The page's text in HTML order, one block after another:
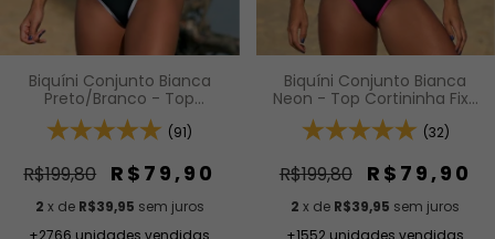
Biquíni Conjunto Bianca
Preto/Branco - Top
Cortininha Fixa com Bojo
Removível e Calcinha Asa
(91)
R$199,80 R$79,90
2 x de R$39,95 sem juros
+2766 unidades vendidas
Biquíni Conjunto Bianca
Neon - Top Cortininha Fixa
com Bojo Removível e
Calcinha Asa Delta
(32)
R$199,80 R$79,90
2 x de R$39,95 sem juros
+1552 unidades vendidas